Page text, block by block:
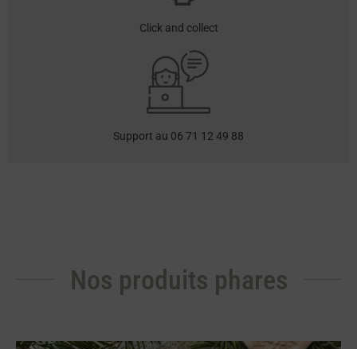
Click and collect
Support au 06 71 12 49 88
Nos produits phares